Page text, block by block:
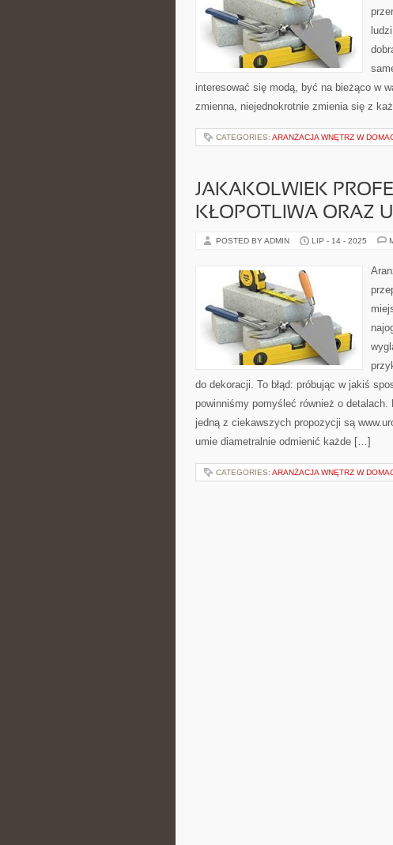
interesować się modą, być na bieżąco w
zmienna, niejednokrotnie zmienia się z
CATEGORIES: ARANŻACJA WNĘTRZ W
JAKAKOLWIEK
KŁOPOTLIWA ORAZ
POSTED BY ADMIN LIP - 14 - 2025
do dekoracji. To błąd: próbując w jakiś
powinniśmy pomyśleć również o
jedną z ciekawszych propozycji są
umie diametralnie odmienić każde […]
CATEGORIES: ARANŻACJA WNĘTRZ W